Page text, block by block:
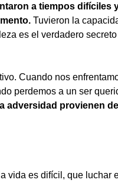
a tiempos difíciles
Tuvieron la
es el verdadero secreto
Cuando nos
perdemos a un ser
adversidad provienen
vida es difícil, que luchar